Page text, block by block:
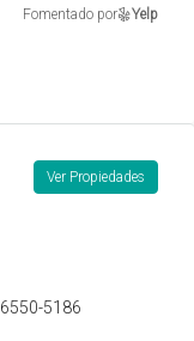
Fomentado por Yelp
Ver Propiedades
5186